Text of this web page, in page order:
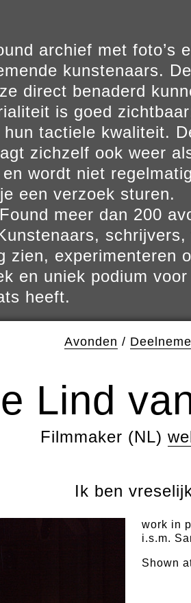
archief met foto’s
kunstenaars.
direct benaderd
is goed
tactiele kwaliteit.
zichzelf ook weer
wordt niet
een verzoek sturen.
meer dan 200
zien, experimenteren
en uniek podium
heeft.
Avonden /
Lind
Filmmaker (NL)
Ik ben
work in
i.s.m.
Shown